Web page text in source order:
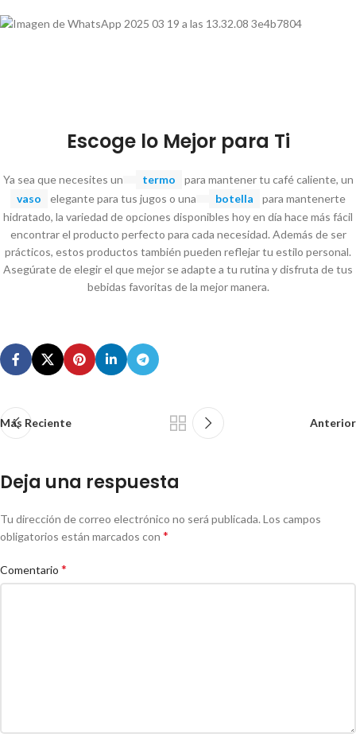
Escoge lo Mejor para Ti
Ya sea que necesites un termo
para mantener tu café caliente, un
vaso
elegante para tus jugos o una botella
para mantenerte
hidratado, la variedad de opciones disponibles hoy en día hace más fácil
encontrar el producto perfecto para cada necesidad. Además de ser
prácticos, estos productos también pueden reflejar tu estilo personal.
Asegúrate de elegir el que mejor se adapte a tu rutina y disfruta de tus
bebidas favoritas de la mejor manera.
Más Reciente Anterior
Deja una respuesta
Tu dirección de correo electrónico no será publicada. Los campos
obligatorios están marcados con *
Comentario *